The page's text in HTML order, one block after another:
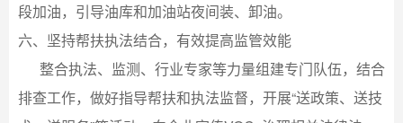
段加油，引导油库和加油站夜间装、卸油。
六、坚持帮扶执法结合，有效提高监管效能
整合执法、监测、行业专家等力量组建专门队伍，结合
排查工作，做好指导帮扶和执法监督，开展“送政策、送技